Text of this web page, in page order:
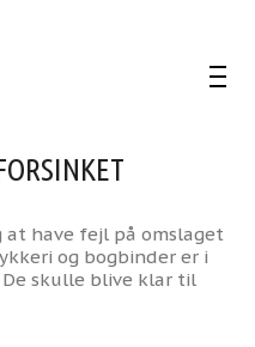
at have fejl på omslaget
og bogbinder er i
De skulle blive klar til